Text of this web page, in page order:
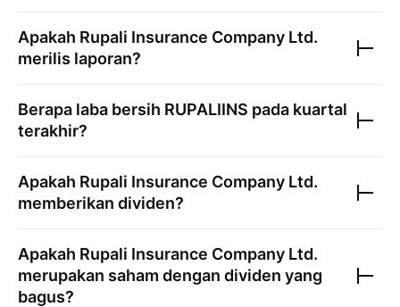
Apakah Rupali Insurance Company Ltd.
merilis laporan?
Berapa laba bersih RUPALIINS pada kuartal
terakhir?
Apakah Rupali Insurance Company Ltd.
memberikan dividen?
Apakah Rupali Insurance Company Ltd.
merupakan saham dengan dividen yang
bagus?